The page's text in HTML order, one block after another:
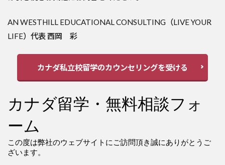
AN WESTHILL EDUCATIONAL CONSULTING（LIVE YOUR
LIFE）代表 西岡 彩
カナダ私立校留学のカウンセリングを受ける